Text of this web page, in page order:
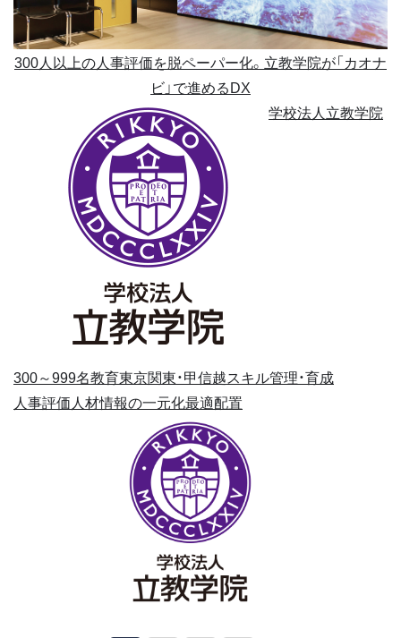
300人以上の人事評価を脱ペーパー化。立教学院が「カオナ
ビ」で進めるDX
学校法人立教学院
300～999名教育東京関東・甲信越スキル管理・育成
人事評価人材情報の一元化最適配置